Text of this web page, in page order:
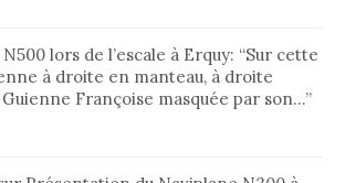
lors de l’escale à Erquy: “Sur cette
à droite en manteau, à droite
Guienne Françoise masquée par son…”